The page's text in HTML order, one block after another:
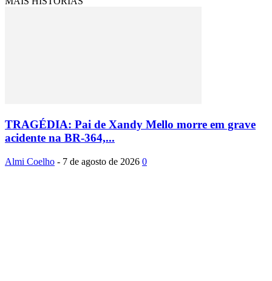
TRAGÉDIA: Pai de Xandy Mello morre em grave
acidente na BR-364,...
Almi Coelho - 7 de agosto de 2026 0